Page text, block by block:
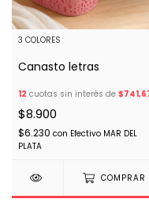
3 COLORES
Canasto letras
12 cuotas sin interés de
$8.900
$6.230 con Efectivo MAR DEL
PLATA
COMPRAR